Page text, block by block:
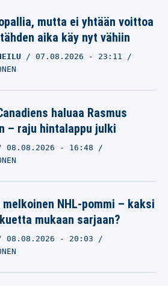
mutta ei yhtään voittoa
aika käy nyt vähiin
07.08.2026 - 23:11
haluaa Rasmus
– raju hintalappu julki
08.08.2026 - 16:48
NHL-pommi – kaksi
mukaan sarjaan?
08.08.2026 - 20:03